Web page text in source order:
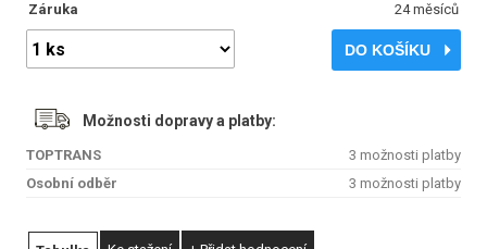
Záruka
24 měsíců
DO KOŠÍKU
Možnosti dopravy a platby:
TOPTRANS
3 možnosti platby
Osobní odběr
3 možnosti platby